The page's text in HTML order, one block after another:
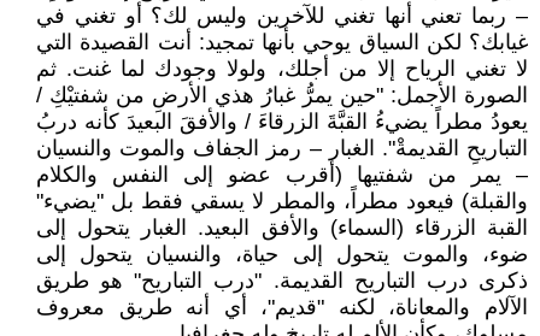
– ربما تعني أنها تغني للآخرين وليس لك؟ أو تغني في
غيابك؟ لكن السياق يوحي بأنها تمجيد: أنت القصيدة التي
لا تغني الرياح إلا من أجلك، ولولا وجودك لما غنت. ثم
الصورة الأجمل: "حين يمرُّ غبارُ هذي الأرضِ من شفتيْكِ /
يعودُ مطراً يضيءُ القبَّةَ الزرقاءَ / والأفقَ البعيدَ كأنه دربُ
التباريحِ القديمةْ". الغبار – رمز الجفاف والموت والنسيان
– يمر من شفتيها (أقرب عضو إلى النفس والكلام
والقبلة) فيعود مطراً، والمطر لا يسقي فقط بل "يضيء"
القبة الزرقاء (السماء) والأفق البعيد. الغبار يتحول إلى
ضوء، والموت يتحول إلى حياة، والنسيان يتحول إلى
ذكرى درب التباريح القديمة. "درب التباريح" هو طريق
الآلام والمعاناة، لكنه "قديم"، أي أنه طريق معروف